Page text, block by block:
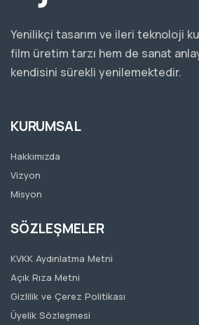
Yenilikçi tasarım ve ileri teknoloji
film üretim tarzı hem de sanat
kendisini sürekli yenilemektedir.
KURUMSAL
Hakkımızda
Vizyon
Misyon
SÖZLEŞMELER
KVKK Aydınlatma Metni
Açık Rıza Metni
Gizlilik ve Çerez Politikası
Üyelik Sözleşmesi